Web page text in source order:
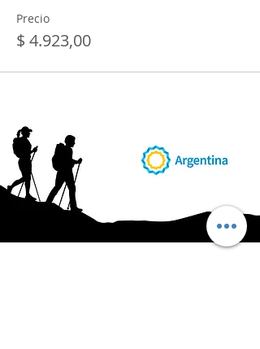
Precio
$ 4.923,00